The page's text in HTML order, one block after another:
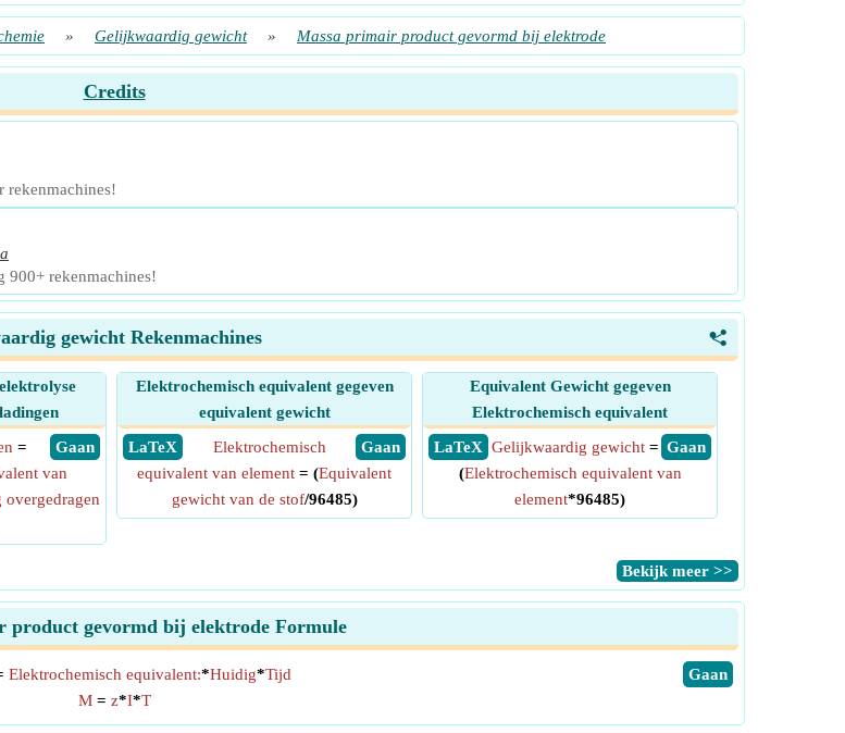
» Gelijkwaardig gewicht » Massa primair product gevormd bij elektrode
Credits
rekenmachines!
900+ rekenmachines!
<
gewicht Rekenmachines
​ Gaan
=
van
Elektrochemisch equivalent gegeven
equivalent gewicht
​ LaTeX
​ Gaan
Elektrochemisch
equivalent van element = (Equivalent
gewicht van de stof/96485)
Equivalent Gewicht gegeven
Elektrochemisch equivalent
​ LaTeX
​ Gaan
Gelijkwaardig gewicht=
(Elektrochemisch equivalent van
element*96485)
​Bekijk meer >>
product gevormd bij elektrode Formule
​Gaan
Elektrochemisch equivalent:*Huidig*Tijd
M= z*I*T